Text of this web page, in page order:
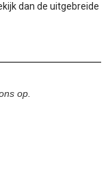
dan de uitgebreide
op.